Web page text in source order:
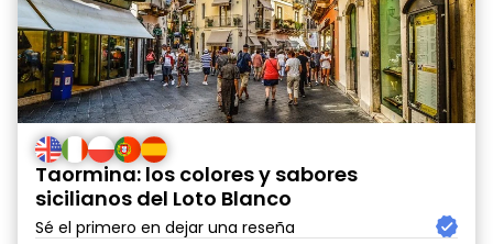
Taormina: los colores y sabores
sicilianos del Loto Blanco
Sé el primero en dejar una reseña